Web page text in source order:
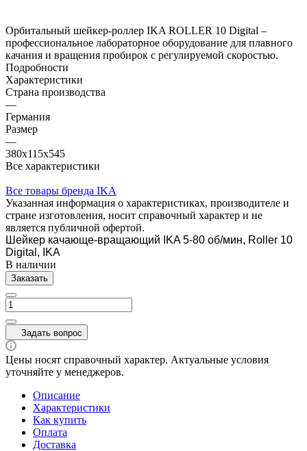
Орбитальный шейкер-роллер IKA ROLLER 10 Digital –
профессиональное лабораторное оборудование для плавного
качания и вращения пробирок с регулируемой скоростью.
Подробности
Характеристики
Страна производства
—
Германия
Размер
—
380x115x545
Все характеристики
Все товары бренда IKA
Указанная информация о характеристиках, производителе и
стране изготовления, носит справочный характер и не
является публичной офертой.
Шейкер качающе-вращающий IKA 5-80 об/мин, Roller 10
Digital, IKA
В наличии
Заказать
Задать вопрос
Цены носят справочный характер. Актуальные условия
уточняйте у менеджеров.
Описание
Характеристики
Как купить
Оплата
Доставка